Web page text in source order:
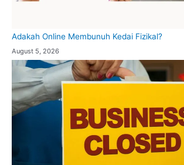
Adakah Online Membunuh Kedai Fizikal?
August 5, 2026